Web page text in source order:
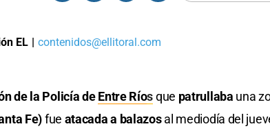
EL | contenidos@ellitoral.com
de la Policía deEntre Ríosque patrullaba una
Fe)fue atacada a balazosal mediodía del